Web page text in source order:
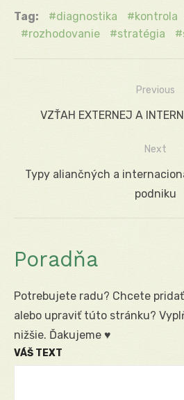
Tag: diagnostika kontrola
rozhodovanie
stratégia
Navigácia
Previous
Previous
VZŤAH EXTERNEJ A
Next
Next
Typy aliančných a
podniku
Poradňa
Potrebujete radu? Chcete
alebo upraviť túto stránku?
nižšie. Ďakujeme ♥
VÁŠ TEXT